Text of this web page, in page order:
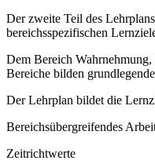
Der zweite Teil des
bereichsspezifischen
Dem Bereich
Bereiche bilden
Der Lehrplan bildet die
Bereichsübergreifendes
Zeitrichtwerte